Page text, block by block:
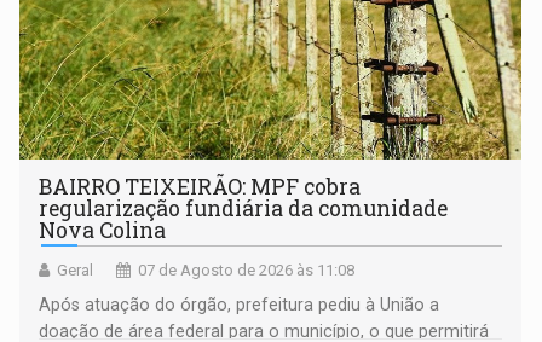
BAIRRO TEIXEIRÃO: MPF cobra
regularização fundiária da comunidade
Nova Colina
Geral 07 de Agosto de 2026 às 11:08
Após atuação do órgão, prefeitura pediu à União a
doação de área federal para o município, o que permitirá